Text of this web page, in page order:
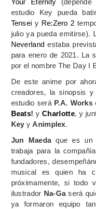
Your Eternity
estudio Key pueda
Tensei y Re:Zero 2
julio ya pueda emitirse).
Neverland estaba
para enero de 2021. La
por el nombre The Day I
De este anime por
creadores, la sinopsis
estudio será P.A. Works
Beats! yCharlotte, y
Key yAnimplex.
Jun Maedaque es un
trabaja para la compañía
fundadores,
musical es quien ha
próximamente, si todo
ilustrador Na-Gaserá
ya formaron equipo